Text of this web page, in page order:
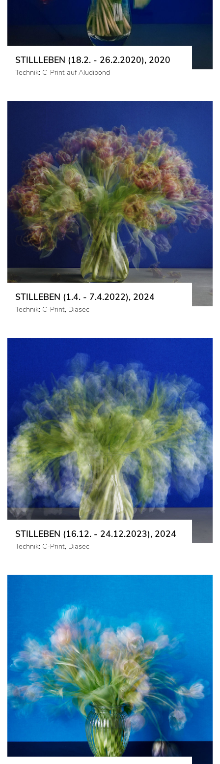
STILLLEBEN (18.2. - 26.2.2020), 2020
Technik: C-Print auf Aludibond
STILLEBEN (1.4. - 7.4.2022), 2024
Technik: C-Print, Diasec
STILLEBEN (16.12. - 24.12.2023), 2024
Technik: C-Print, Diasec